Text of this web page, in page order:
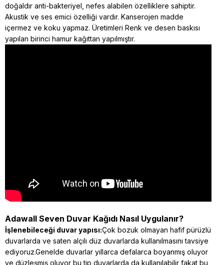
doğaldır anti-bakteriyel, nefes alabilen özelliklere sahiptir.
Akustik ve ses emici özelliği vardır. Kanserojen madde
içermez ve koku yapmaz. Üretimleri Renk ve desen baskısı
yapılan birinci hamur kağıttan yapılmıştır.
Adawall Seven Duvar Kağıdı Nasıl Uygulanır?
İşlenebileceği duvar yapısı:Çok bozuk olmayan hafif pürüzlü
duvarlarda ve saten alçılı düz duvarlarda kullanılmasını tavsiye
ediyoruz.Genelde duvarlar yıllarca defalarca boyanmış oluyor
ve düzleşmiş oluyor bu tip duvarlarda da kullanılabilir fakat bu